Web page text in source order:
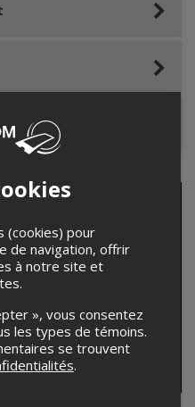
(cookies) pour
de navigation, offrir
à notre site et
», vous consentez
les types de témoins.
se trouvent
.